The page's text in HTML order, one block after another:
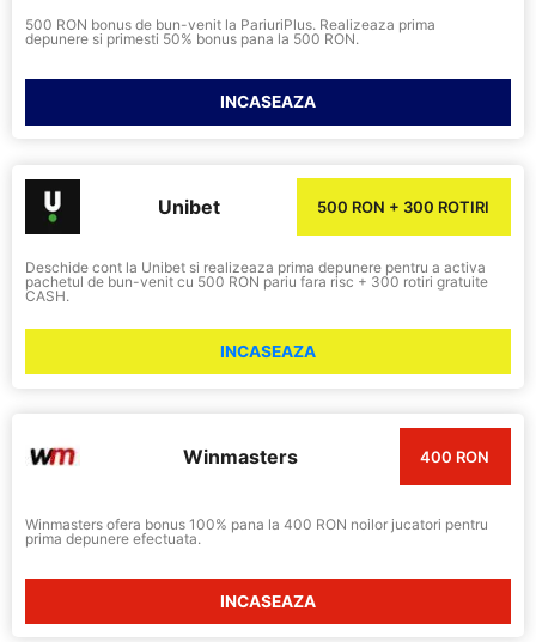
500 RON bonus de bun-venit la PariuriPlus. Realizeaza prima
depunere si primesti 50% bonus pana la 500 RON.
INCASEAZA
Unibet 500 RON + 300 ROTIRI
Deschide cont la Unibet si realizeaza prima depunere pentru a activa
pachetul de bun-venit cu 500 RON pariu fara risc + 300 rotiri gratuite
CASH.
INCASEAZA
Winmasters 400 RON
Winmasters ofera bonus 100% pana la 400 RON noilor jucatori pentru
prima depunere efectuata.
INCASEAZA